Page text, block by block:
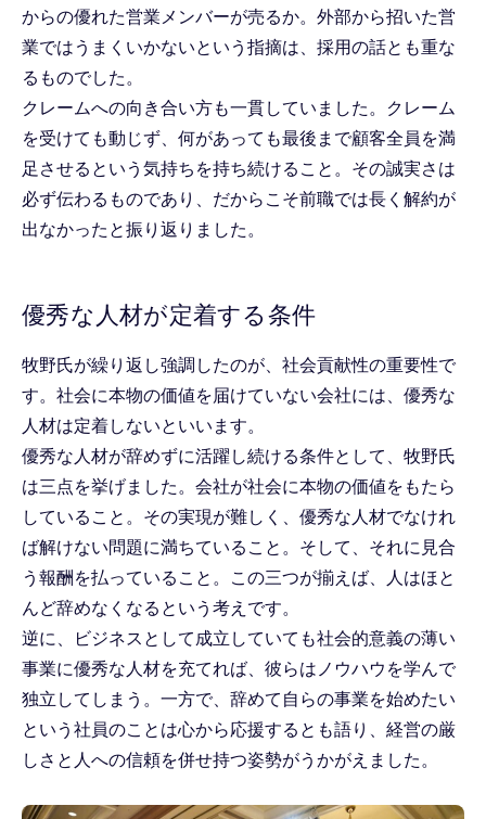
からの優れた営業メンバーが売るか。外部から招いた営
業ではうまくいかないという指摘は、採用の話とも重な
るものでした。
クレームへの向き合い方も一貫していました。クレーム
を受けても動じず、何があっても最後まで顧客全員を満
足させるという気持ちを持ち続けること。その誠実さは
必ず伝わるものであり、だからこそ前職では長く解約が
出なかったと振り返りました。
優秀な人材が定着する条件
牧野氏が繰り返し強調したのが、社会貢献性の重要性で
す。社会に本物の価値を届けていない会社には、優秀な
人材は定着しないといいます。
優秀な人材が辞めずに活躍し続ける条件として、牧野氏
は三点を挙げました。会社が社会に本物の価値をもたら
していること。その実現が難しく、優秀な人材でなけれ
ば解けない問題に満ちていること。そして、それに見合
う報酬を払っていること。この三つが揃えば、人はほと
んど辞めなくなるという考えです。
逆に、ビジネスとして成立していても社会的意義の薄い
事業に優秀な人材を充てれば、彼らはノウハウを学んで
独立してしまう。一方で、辞めて自らの事業を始めたい
という社員のことは心から応援するとも語り、経営の厳
しさと人への信頼を併せ持つ姿勢がうかがえました。